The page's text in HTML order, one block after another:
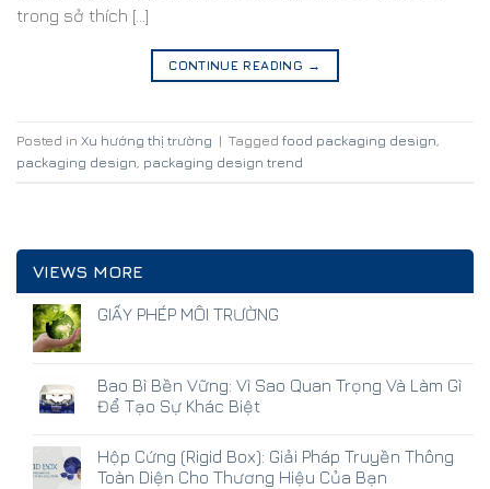
trong sở thích […]
CONTINUE READING →
Posted in Xu hướng thị trường | Tagged food packaging design
packaging design packaging design trend
VIEWS MORE
GIẤY PHÉP MÔI TRƯỜNG
Bao Bì Bền Vững: Vì Sao Quan Trọng Và Làm Gì
Để Tạo Sự Khác Biệt
Hộp Cứng (Rigid Box): Giải Pháp Truyền Thông
Toàn Diện Cho Thương Hiệu Của Bạn